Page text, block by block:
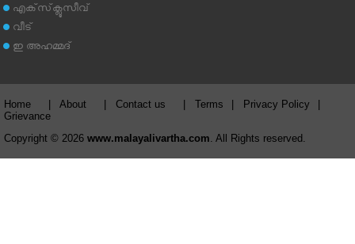
എക്‌സ്‌ക്ലൂസീവ്
വീട്
ഇ അഹമ്മദ്‌
Home About Contact us Terms Privacy Policy
Grievance
Copyright © 2026 www.malayalivartha.com . All Rights reserved.